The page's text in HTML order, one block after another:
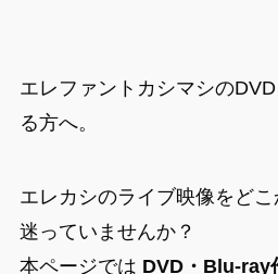
エレファントカシマシの
る方へ。
エレカシのライブ映像をど
迷っていませんか？
本ページでは DVD・Blu-ray